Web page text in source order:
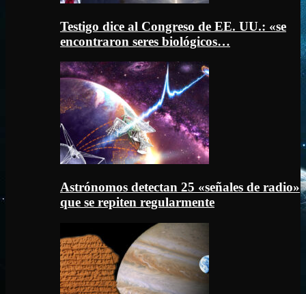
Testigo dice al Congreso de EE. UU.: «se
encontraron seres biológicos…
Astrónomos detectan 25 «señales de radio»
que se repiten regularmente